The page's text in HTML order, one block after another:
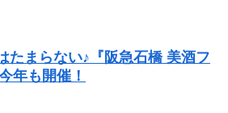
たまらない♪『阪急石橋 美酒フ
年も開催！